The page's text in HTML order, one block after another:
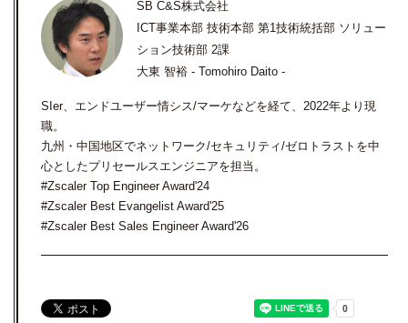
SB C&S株式会社
ICT事業本部 技術本部 第1技術統括部 ソリュー
ション技術部 2課
大東 智裕 - Tomohiro Daito -
SIer、エンドユーザー情シス/マーケなどを経て、2022年より現
職。
九州・中国地区でネットワーク/セキュリティ/ゼロトラストを中
心としたプリセールスエンジニアを担当。
#Zscaler Top Engineer Award'24
#Zscaler Best Evangelist Award'25
#Zscaler Best Sales Engineer Award'26